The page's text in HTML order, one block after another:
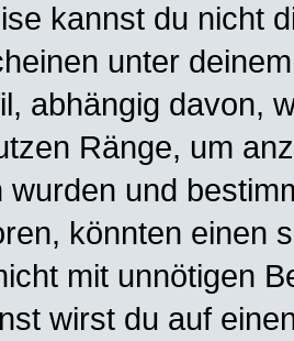
kannst du nicht
unter
abhängig davon,
Ränge, um
wurden und
könnten einen
mit unnötigen
wirst du auf